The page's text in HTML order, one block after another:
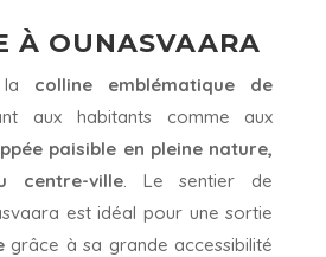
À OUNASVAARA
la colline emblématique de
aux habitants comme aux
paisible en pleine nature,
centre-ville. Le sentier de
est idéal pour une sortie
grâce à sa grande accessibilité